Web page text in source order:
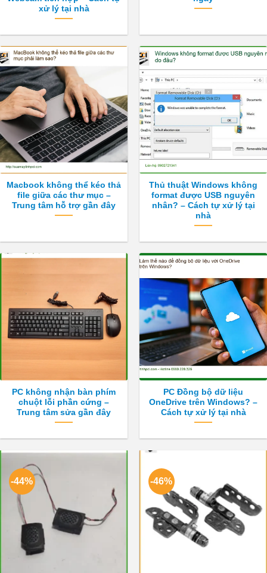
xử lý tại nhà
Macbook không thể kéo thả
file giữa các thư mục –
Trung tâm hỗ trợ gần đây
Thủ thuật Windows không
format được USB nguyên
nhân? – Cách tự xử lý tại
nhà
PC không nhận bàn phím
chuột lỗi phần cứng –
Trung tâm sửa gần đây
PC Đồng bộ dữ liệu
OneDrive trên Windows? –
Cách tự xử lý tại nhà
-44% -46%